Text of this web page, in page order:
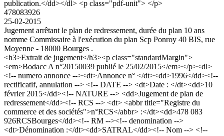
publication.</dd></dl> <p class="pdf-unit"> </p>
478083926
25-02-2015
Jugement arrêtant le plan de redressement, durée du plan 10 ans
nomme Commissaire à l'exécution du plan Scp Ponroy 40 BIS, rue
Moyenne - 18000 Bourges .
<h3>Extrait de jugement</h3><p class="standardMargin">
<em>Bodacc A n°20150039 publié le 25/02/2015</em></p><dl>
<!-- numero annonce --><dt>Annonce n° </dt><dd>1996</dd><!--
rectificatif, annulation --> <!-- DATE --> <dt>Date : </dt><dd>10
février 2015</dd><!-- NATURE --> <dd>Jugement de plan de
redressement</dd><!-- RCS --> <dt> <abbr title="Registre du
commerce et des sociétés">n°RCS</abbr> :</dt><dd>478 083
926RCSBourges</dd><!-- RM --><!-- denomination -->
<dt>Dénomination :</dt><dd>SATRAL</dd><!-- Nom --> <!--